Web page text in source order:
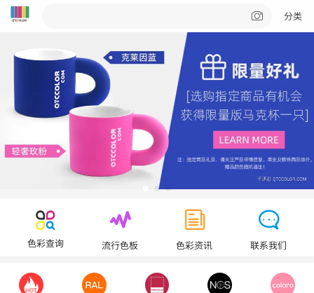
分类
色彩查询 流行色板 色彩资讯 联系我们